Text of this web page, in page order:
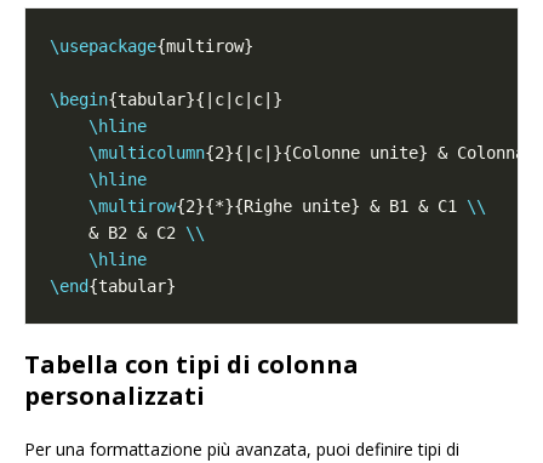
\usepackage
\begin
\hline
\multicolumn{2}{|c|}{Colonne unite} & Colonna
\hline
\multirow{2}{*}{Righe unite} & B1 & C1 \\
    & B2 & C2
\\
\hline
\end
Tabella con tipi di colonna
personalizzati
Per una formattazione più avanzata, puoi definire tipi di